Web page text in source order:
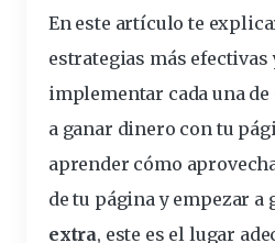
En este artículo te
estrategias más efectivas
implementar cada una
a ganar dinero con tu
aprender cómo
de tu página y empezar a
extra, este es el lugar